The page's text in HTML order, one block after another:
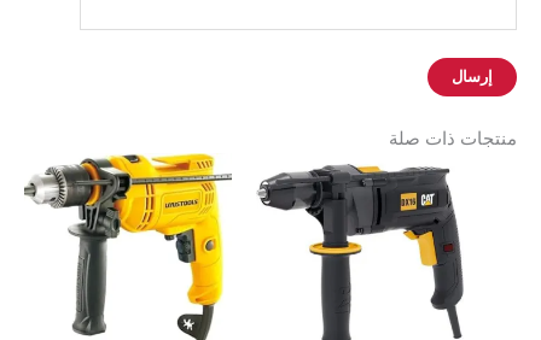
منتجات ذات صلة